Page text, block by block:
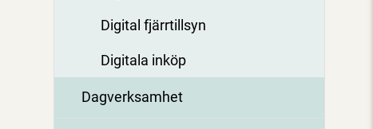
Digital fjärrtillsyn
Digitala inköp
Dagverksamhet